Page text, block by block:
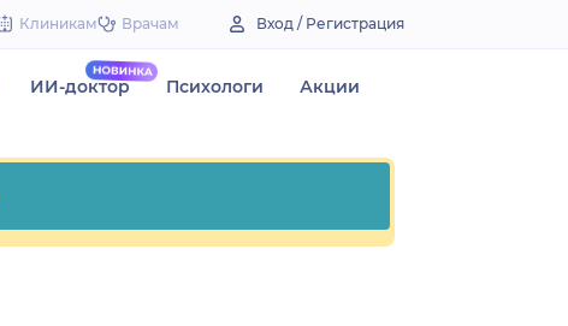
Клиникам Врачам Вход / Регистрация
ИИ-доктор Психологи Акции